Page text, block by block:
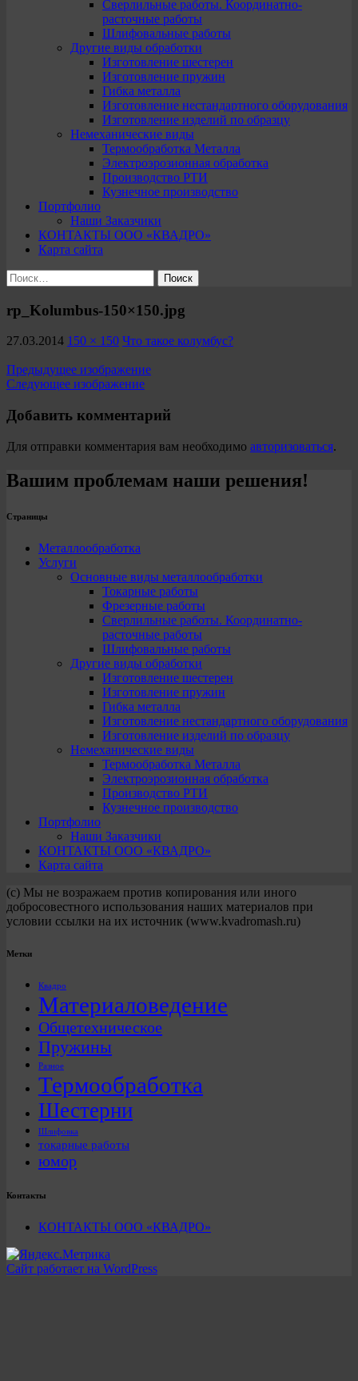
Сверлильные работы. Координатно-
расточные работы
Шлифовальные работы
Другие виды обработки
Изготовление шестерен
Изготовление пружин
Гибка металла
Изготовление нестандартного оборудования
Изготовление изделий по образцу
Немеханические виды
Термообработка Металла
Электроэрозионная обработка
Производство РТИ
Кузнечное производство
Портфолио
Наши Заказчики
КОНТАКТЫ ООО «КВАДРО»
Карта сайта
Найти:
rp_Kolumbus-150×150.jpg
27.03.2014 150 × 150 Что такое колумбус?
Предыдущее изображение
Следующее изображение
Добавить комментарий
Для отправки комментария вам необходимо авторизоваться.
Вашим проблемам наши решения!
Страницы
Металлообработка
Услуги
Основные виды металлообработки
Токарные работы
Фрезерные работы
Сверлильные работы. Координатно-
расточные работы
Шлифовальные работы
Другие виды обработки
Изготовление шестерен
Изготовление пружин
Гибка металла
Изготовление нестандартного оборудования
Изготовление изделий по образцу
Немеханические виды
Термообработка Металла
Электроэрозионная обработка
Производство РТИ
Кузнечное производство
Портфолио
Наши Заказчики
КОНТАКТЫ ООО «КВАДРО»
Карта сайта
(с) Мы не возражаем против копирования или иного
добросовестного использования наших материалов при
условии ссылки на их источник (www.kvadromash.ru)
Метки
Квадро
Материаловедение
Общетехническое
Пружины
Разное
Термообработка
Шестерни
Шлифовка
токарные работы
юмор
Контакты
КОНТАКТЫ ООО «КВАДРО»
Сайт работает на WordPress